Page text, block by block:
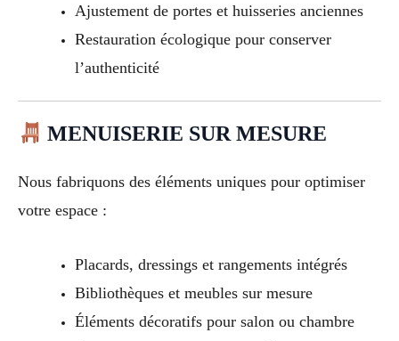
Ajustement de portes et huisseries anciennes
Restauration écologique pour conserver
l’authenticité
MENUISERIE SUR MESURE
Nous fabriquons des éléments uniques pour optimiser
votre espace :
Placards, dressings et rangements intégrés
Bibliothèques et meubles sur mesure
Éléments décoratifs pour salon ou chambre